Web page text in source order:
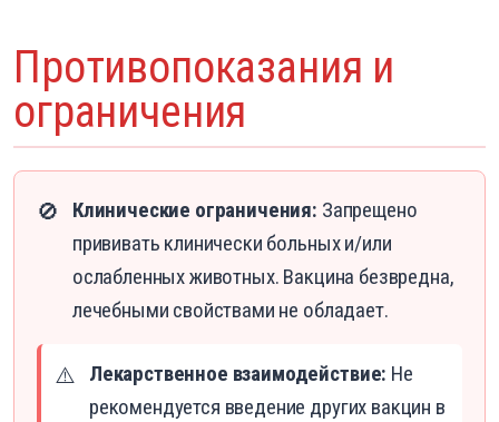
Противопоказания и
ограничения
🚫 Клинические ограничения: Запрещено
прививать клинически больных и/или
ослабленных животных. Вакцина безвредна,
лечебными свойствами не обладает.
⚠️ Лекарственное взаимодействие: Не
рекомендуется введение других вакцин в